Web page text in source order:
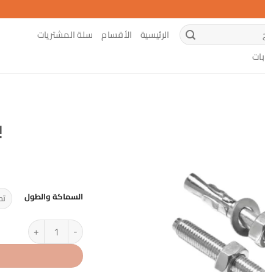
الرئيسية الأقسام سلة المشتريات
السماكة والطول
كمية براغي رول بلاك